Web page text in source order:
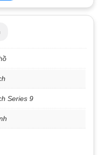
Series 9